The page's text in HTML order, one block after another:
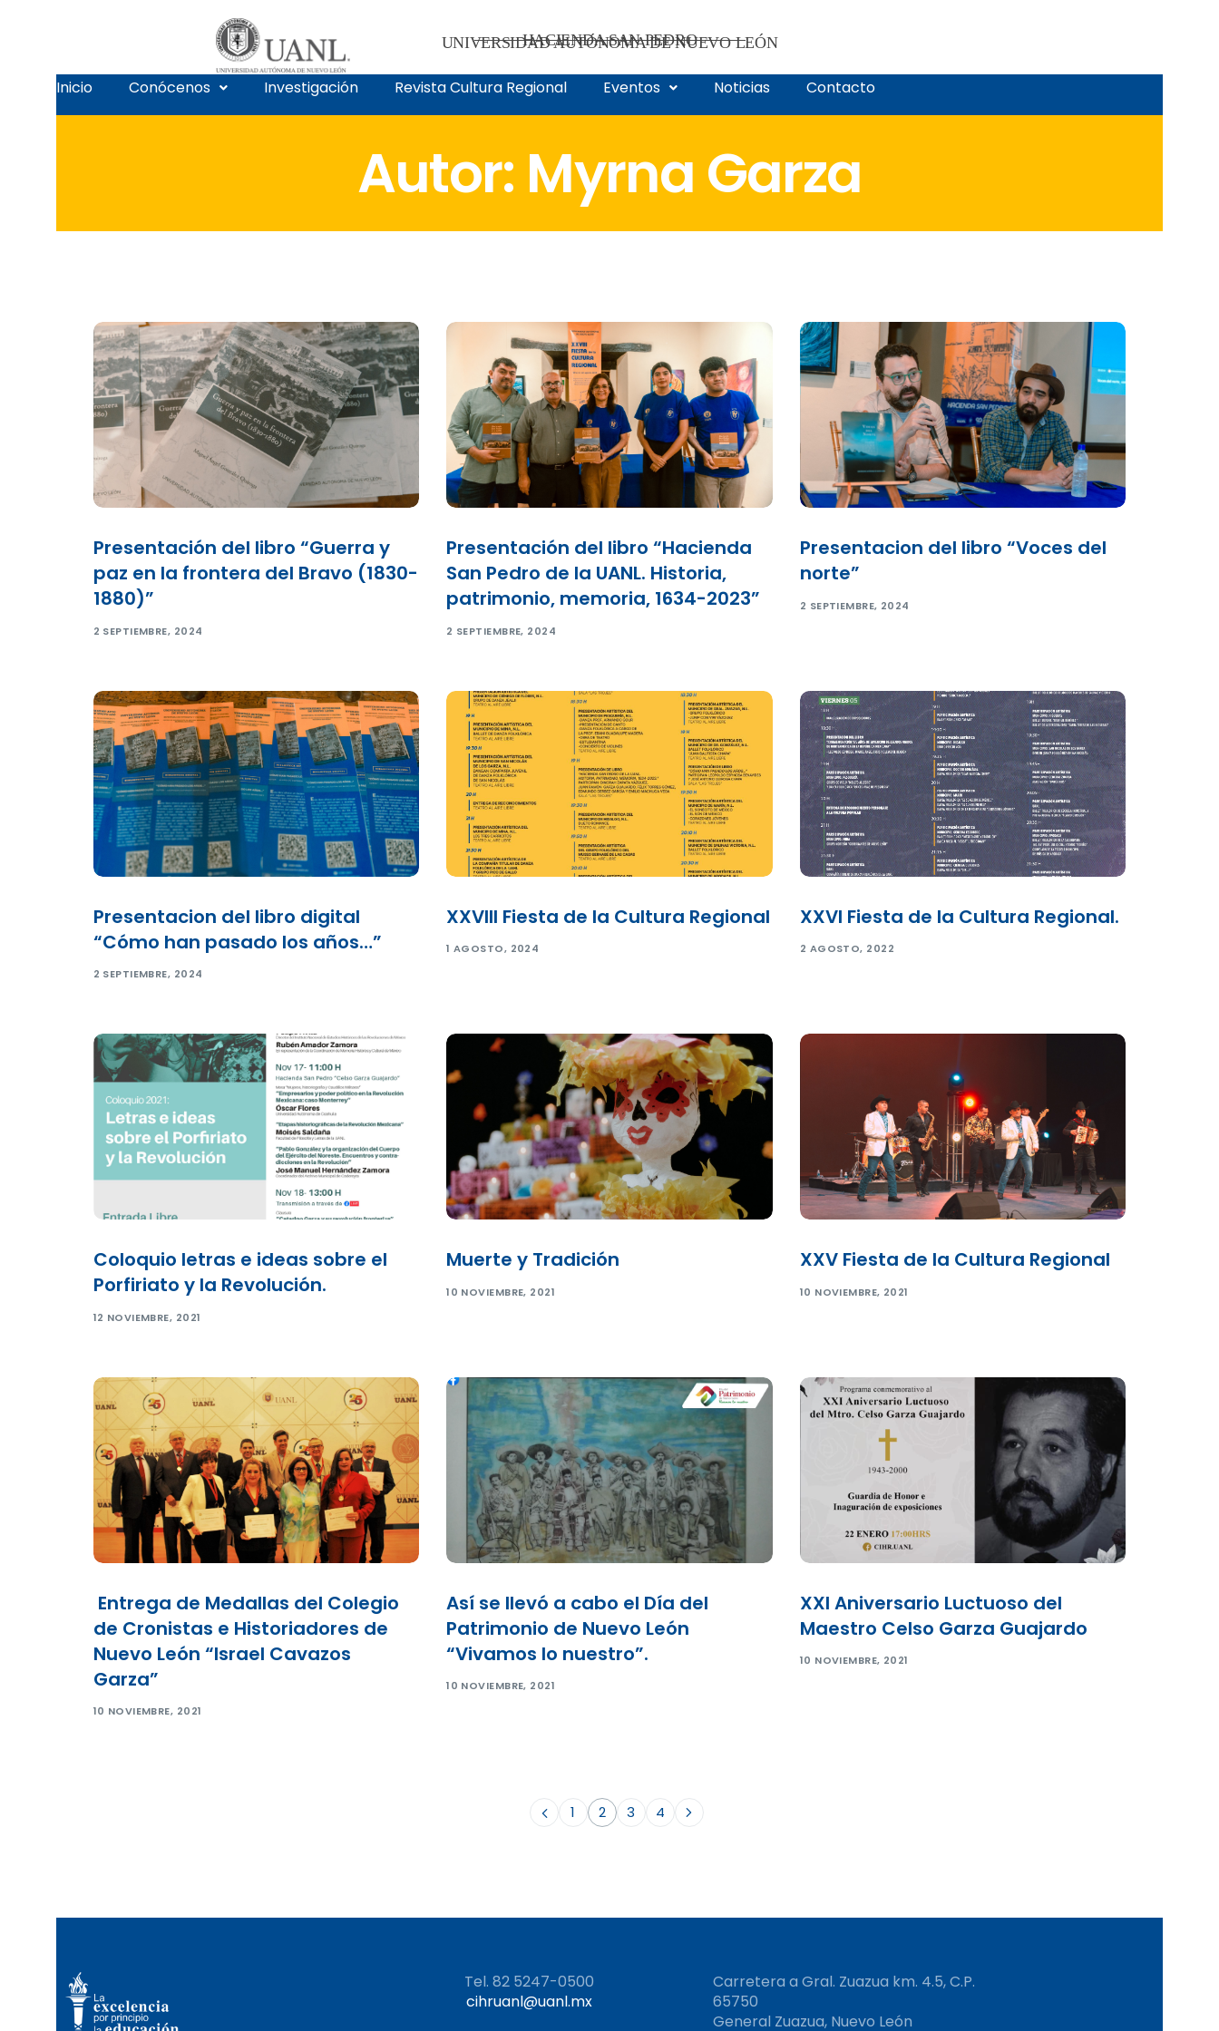
UNIVERSIDAD AUTÓNOMA DE NUEVO LEÓN
HACIENDA SAN PEDRO
Inicio Conócenos Investigación Revista Cultura Regional Eventos Noticias Contacto
Autor: Myrna Garza
Presentación del libro “Guerra y
paz en la frontera del Bravo (1830-
1880)”
2 SEPTIEMBRE, 2024
Presentación del libro “Hacienda
San Pedro de la UANL. Historia,
patrimonio, memoria, 1634-2023”
2 SEPTIEMBRE, 2024
Presentacion del libro “Voces del
norte”
2 SEPTIEMBRE, 2024
Presentacion del libro digital
“Cómo han pasado los años…”
2 SEPTIEMBRE, 2024
XXVIII Fiesta de la Cultura Regional
1 AGOSTO, 2024
XXVI Fiesta de la Cultura Regional.
2 AGOSTO, 2022
Coloquio letras e ideas sobre el
Porfiriato y la Revolución.
12 NOVIEMBRE, 2021
Muerte y Tradición
10 NOVIEMBRE, 2021
XXV Fiesta de la Cultura Regional
10 NOVIEMBRE, 2021
Entrega de Medallas del Colegio
de Cronistas e Historiadores de
Nuevo León “Israel Cavazos
Garza”
10 NOVIEMBRE, 2021
Así se llevó a cabo el Día del
Patrimonio de Nuevo León
“Vivamos lo nuestro”.
10 NOVIEMBRE, 2021
XXI Aniversario Luctuoso del
Maestro Celso Garza Guajardo
10 NOVIEMBRE, 2021
1 2 3 4
Tel. 82 5247-0500
cihruanl@uanl.mx
Carretera a Gral. Zuazua km. 4.5, C.P.
65750
General Zuazua, Nuevo León